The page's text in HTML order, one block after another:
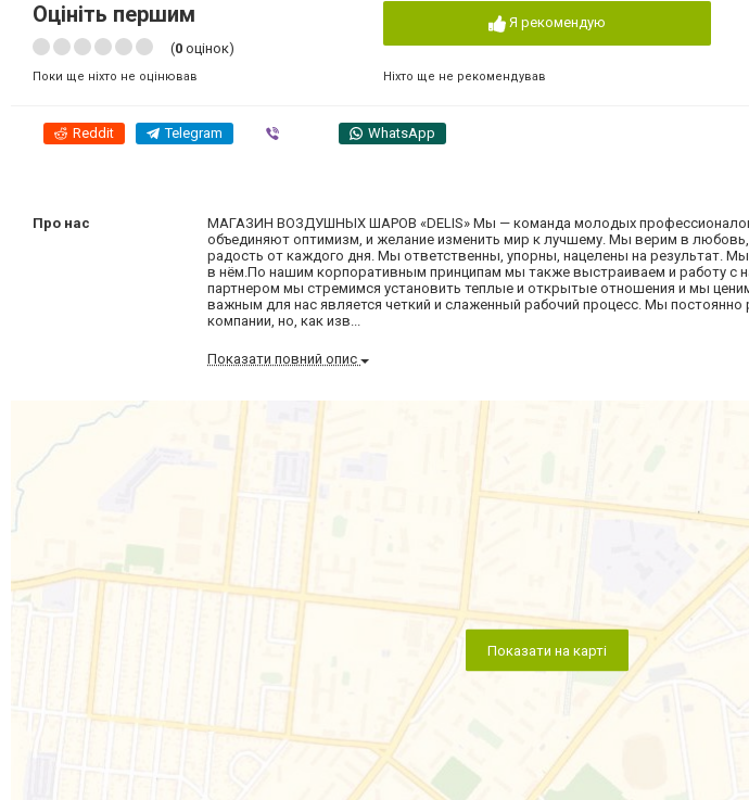
Оцініть першим
(0 оцінок)
Поки ще ніхто не оцінював
Я рекомендую
Ніхто ще не рекомендував
Reddit Telegram WhatsApp
Про нас
МАГАЗИН ВОЗДУШНЫХ ШАРОВ «DELIS» Мы — команда молодых профессионалов
объединяют оптимизм, и желание изменить мир к лучшему. Мы верим в любовь,
радость от каждого дня. Мы ответственны, упорны, нацелены на результат.
в нём.По нашим корпоративным принципам мы также выстраиваем и работу с
партнером мы стремимся установить теплые и открытые отношения и мы
важным для нас является четкий и слаженный рабочий процесс. Мы
компании, но, как изв...
Показати повний опис
Показати на карті